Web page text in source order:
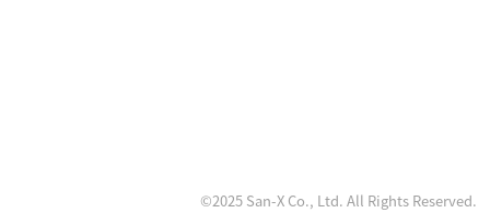
©2025 San-X Co., Ltd. All Rights Reserved.